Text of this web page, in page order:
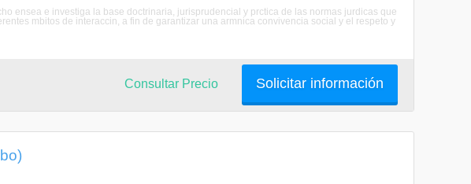
ensea e investiga la base doctrinaria, jurisprudencial y prctica de las normas jurdicas que
mbitos de interaccin, a fin de garantizar una armnica convivencia social y el respeto y
Solicitar información
Consultar Precio